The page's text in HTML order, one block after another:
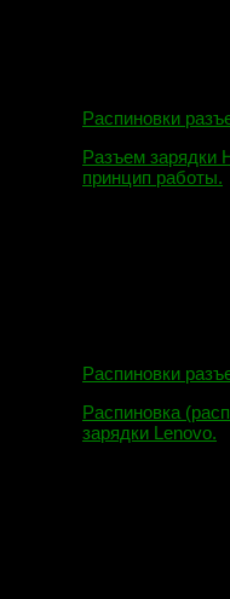
Распиновки
Разъем зарядки
принцип работы.
Распиновки
Распиновка
зарядки Lenovo.